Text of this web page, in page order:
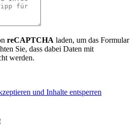
reCAPTCHA laden, um das Formular
Sie, dass dabei Daten mit
werden.
und Inhalte entsperren